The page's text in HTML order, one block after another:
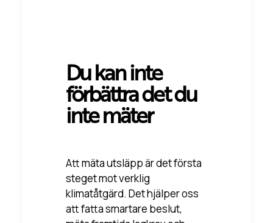
Du kan inte
förbättra det du
inte mäter
Att mäta utsläpp är det första
steget mot verklig
klimatåtgärd. Det hjälper oss
att fatta smartare beslut,